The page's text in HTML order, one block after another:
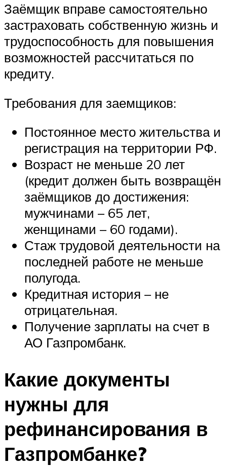
Заёмщик вправе самостоятельно
застраховать собственную жизнь и
трудоспособность для повышения
возможностей рассчитаться по
кредиту.
Требования для заемщиков:
Постоянное место жительства и
регистрация на территории РФ.
Возраст не меньше 20 лет
(кредит должен быть возвращён
заёмщиков до достижения:
мужчинами – 65 лет,
женщинами – 60 годами).
Стаж трудовой деятельности на
последней работе не меньше
полугода.
Кредитная история – не
отрицательная.
Получение зарплаты на счет в
АО Газпромбанк.
Какие документы
нужны для
рефинансирования в
Газпромбанке?